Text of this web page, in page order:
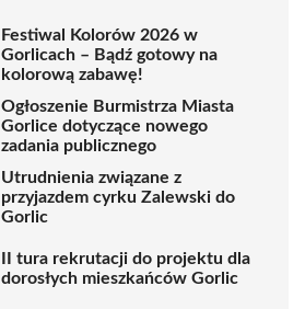
Festiwal Kolorów 2026 w
Gorlicach – Bądź gotowy na
kolorową zabawę!
Ogłoszenie Burmistrza Miasta
Gorlice dotyczące nowego
zadania publicznego
Utrudnienia związane z
przyjazdem cyrku Zalewski do
Gorlic
II tura rekrutacji do projektu dla
dorosłych mieszkańców Gorlic